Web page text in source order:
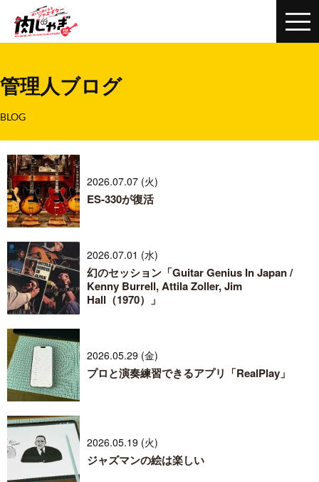
管理人ブログ
BLOG
2026.07.07 (火)
ES-330が復活
2026.07.01 (水)
幻のセッション「Guitar Genius In Japan /
Kenny Burrell, Attila Zoller, Jim
Hall（1970）」
2026.05.29 (金)
プロと演奏練習できるアプリ「RealPlay」
2026.05.19 (火)
ジャズマンの絵は楽しい